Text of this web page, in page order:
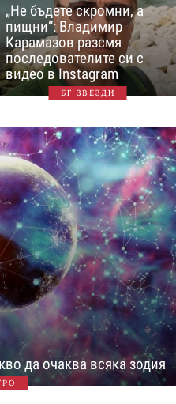
„Не бъдете скромни, а
пищни“: Владимир
Карамазов разсмя
последователите си с
видео в Instagram
БГ ЗВЕЗДИ
да очаква всяка зодия